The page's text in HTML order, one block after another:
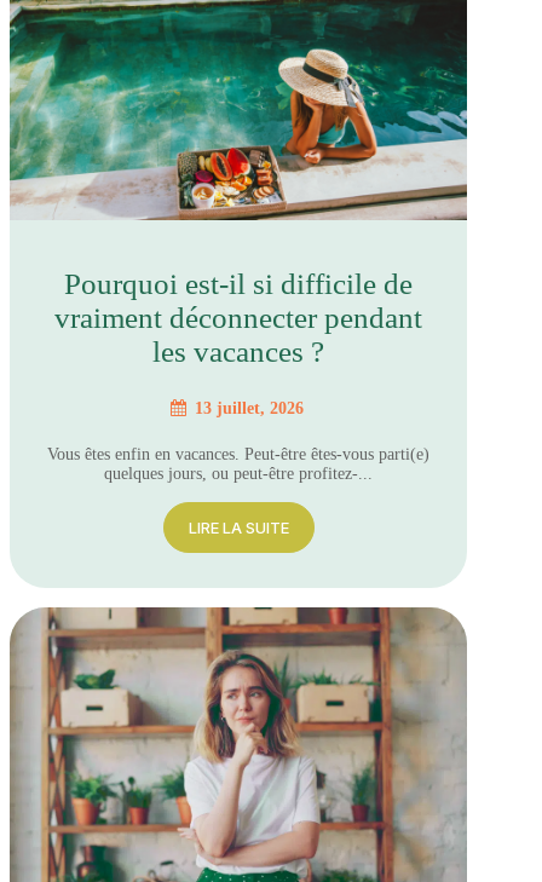
Pourquoi est-il si difficile de
vraiment déconnecter pendant
les vacances ?
13 juillet, 2026
Vous êtes enfin en vacances. Peut-être êtes-vous parti(e)
quelques jours, ou peut-être profitez-...
LIRE LA SUITE